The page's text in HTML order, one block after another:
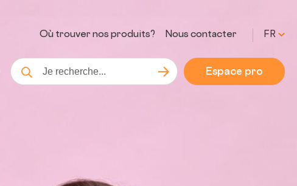
Où trouver nos produits? Nous contacter FR
Recherche Lancer la rechercheEspace pro